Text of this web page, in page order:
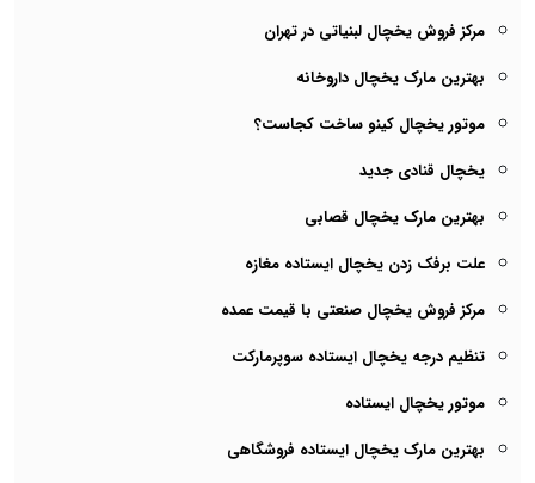
مرکز فروش یخچال لبنیاتی در تهران
بهترین مارک یخچال داروخانه
موتور یخچال کینو ساخت کجاست؟
یخچال قنادی جدید
بهترین مارک یخچال قصابی
علت برفک زدن یخچال ایستاده مغازه
مرکز فروش یخچال صنعتی با قیمت عمده
تنظیم درجه یخچال ایستاده سوپرمارکت
موتور یخچال ایستاده
بهترین مارک یخچال ایستاده فروشگاهی